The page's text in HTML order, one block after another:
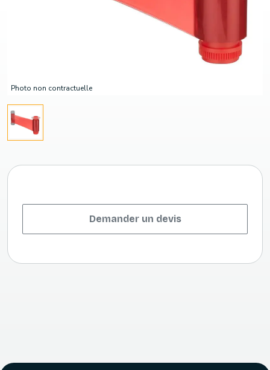
Photo non contractuelle
Demander un devis